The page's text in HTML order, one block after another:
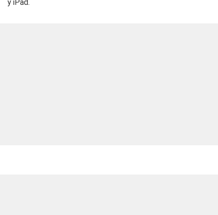
y iPad.